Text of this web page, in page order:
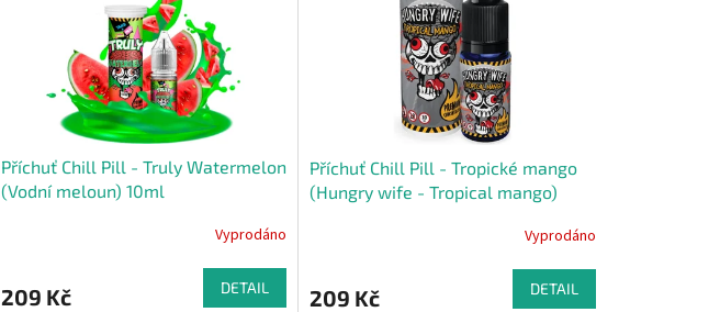
Příchuť Chill Pill - Truly Watermelon
(Vodní meloun) 10ml
Vyprodáno
209 Kč DETAIL
Příchuť Chill Pill - Tropické mango
(Hungry wife - Tropical mango)
Vyprodáno
209 Kč DETAIL